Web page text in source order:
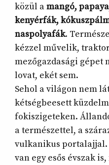
közül amangó,
kenyérfák,
naspolyafák.
kézzel művelik,
mezőgazdasági gépet
lovat, ekét sem.
Sehol a világon nem
kétségbeesett
fokiszigeteken.
a természettel, a
vulkanikus
van egy esős évszak